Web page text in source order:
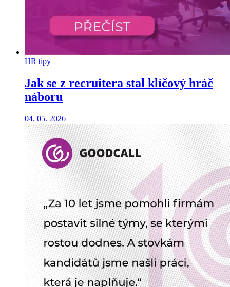
HR tipy
Jak se z recruitera stal klíčový hráč
náboru
04. 05. 2026